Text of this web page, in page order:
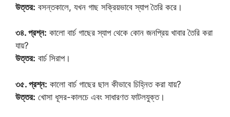
উত্তর: বসন্তকালে, যখন গাছ সক্রিয়ভাবে স্যাপ তৈরি করে।
৩৪. প্রশ্ন: কালো বার্চ গাছের স্যাপ থেকে কোন জনপ্রিয় খাবার তৈরি করা
যায়?
উত্তর: বার্চ সিরাপ।
৩৫. প্রশ্ন: কালো বার্চ গাছের ছাল কীভাবে চিহ্নিত করা যায়?
উত্তর: খোসা ধূসর-কালচে এবং সাধারণত ফাটলযুক্ত।